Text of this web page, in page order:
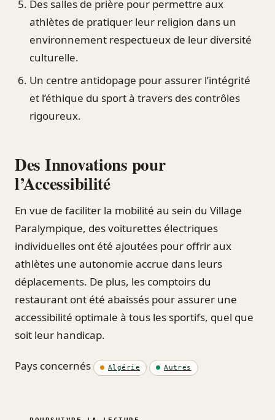
Des salles de prière pour permettre aux
athlètes de pratiquer leur religion dans un
environnement respectueux de leur diversité
culturelle.
Un centre antidopage pour assurer l’intégrité
et l’éthique du sport à travers des contrôles
rigoureux.
Des Innovations pour
l’Accessibilité
En vue de faciliter la mobilité au sein du Village
Paralympique, des voiturettes électriques
individuelles ont été ajoutées pour offrir aux
athlètes une autonomie accrue dans leurs
déplacements. De plus, les comptoirs du
restaurant ont été abaissés pour assurer une
accessibilité optimale à tous les sportifs, quel que
soit leur handicap.
Pays concernés Algérie Autres